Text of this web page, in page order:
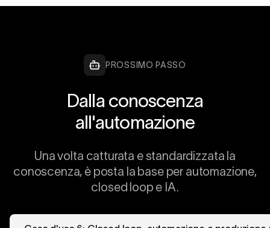
PROSSIMO PASSO
Dalla conoscenza
all'automazione
Una volta catturata e standardizzata la
conoscenza, è posta la base per automazione,
closed loop e IA.